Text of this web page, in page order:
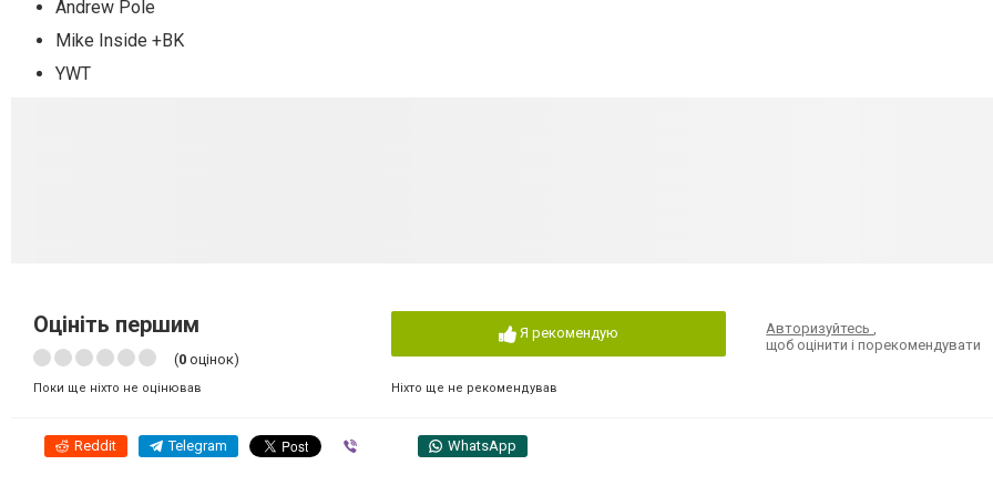
Andrew Pole
Mike Inside +BK
YWT
Оцініть першим
(0 оцінок)
Поки ще ніхто не оцінював
Я рекомендую
Ніхто ще не рекомендував
Авторизуйтесь,
щоб оцінити і порекомендувати
Reddit Telegram WhatsApp